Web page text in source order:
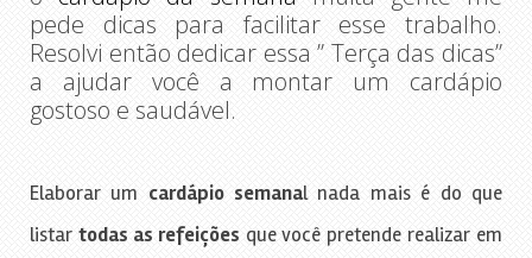
pede dicas para facilitar esse trabalho.
Resolvi então dedicar essa ” Terça das dicas”
a ajudar você a montar um cardápio
gostoso e saudável.
Elaborar um cardápio semanal nada mais é do que
listar todas as refeições que você pretende realizar em